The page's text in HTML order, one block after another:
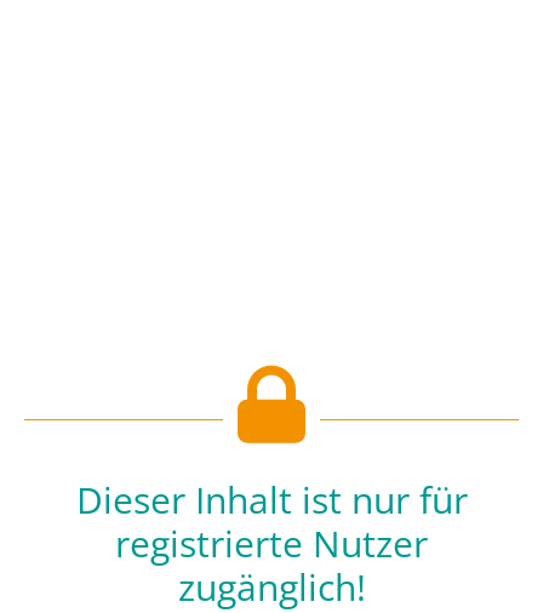
Dieser Inhalt ist nur für
registrierte Nutzer
zugänglich!